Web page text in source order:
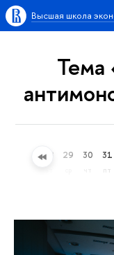
Высшая школа
Тема
28 29 30 31
пт